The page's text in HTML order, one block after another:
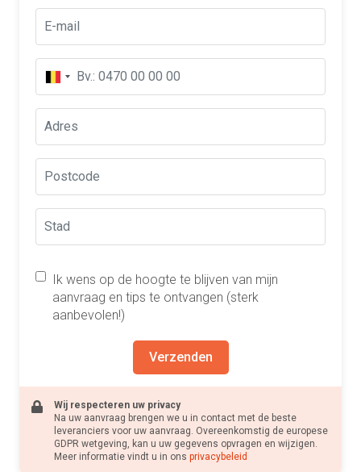
Ik wens op de hoogte te blijven van mijn
aanvraag en tips te ontvangen (sterk
aanbevolen!)
Verzenden
Wij respecteren uw privacy
Na uw aanvraag brengen we u in contact met de beste
leveranciers voor uw aanvraag. Overeenkomstig de europese
GDPR wetgeving, kan u uw gegevens opvragen en wijzigen.
Meer informatie vindt u in ons privacybeleid